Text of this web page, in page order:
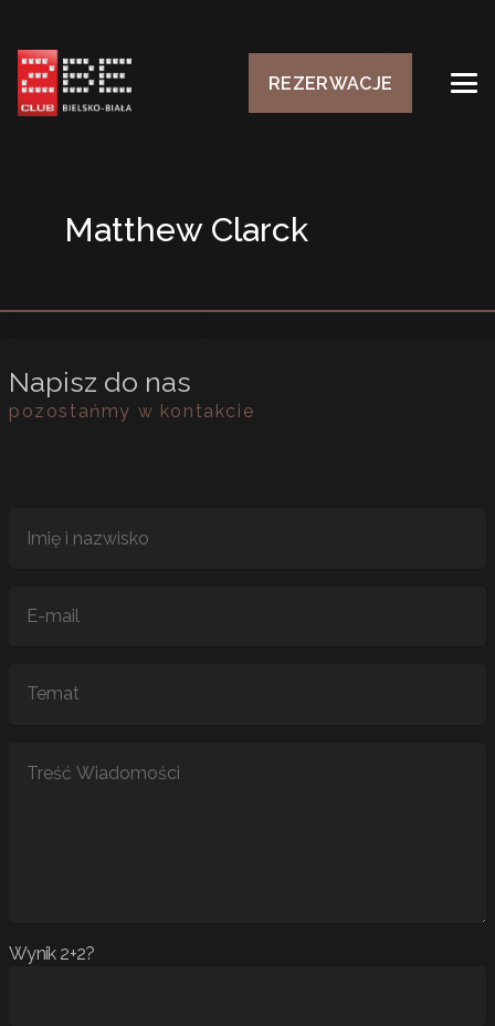
REZERWACJE
Matthew Clarck
Napisz do nas
pozostańmy w kontakcie
Wynik 2+2?